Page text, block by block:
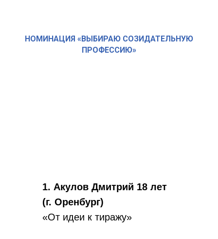
НОМИНАЦИЯ «ВЫБИРАЮ СОЗИДАТЕЛЬНУЮ
ПРОФЕССИЮ»
1. Акулов Дмитрий 18 лет
(г. Оренбург)
«От идеи к тиражу»